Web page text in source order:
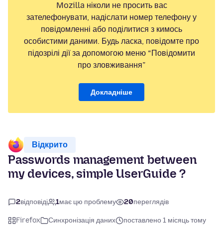
Mozilla ніколи не просить вас
зателефонувати, надіслати номер телефону у
повідомленні або поділитися з кимось
особистими даними. Будь ласка, повідомте про
підозрілі дії за допомогою меню “Повідомити
про зловживання”
Докладніше
Відкрито
Passwords management between
my devices, simple UserGuide ?
2відповіді 1має цю проблему 20переглядів
Firefox Синхронізація даних
поставлено 1 місяць тому